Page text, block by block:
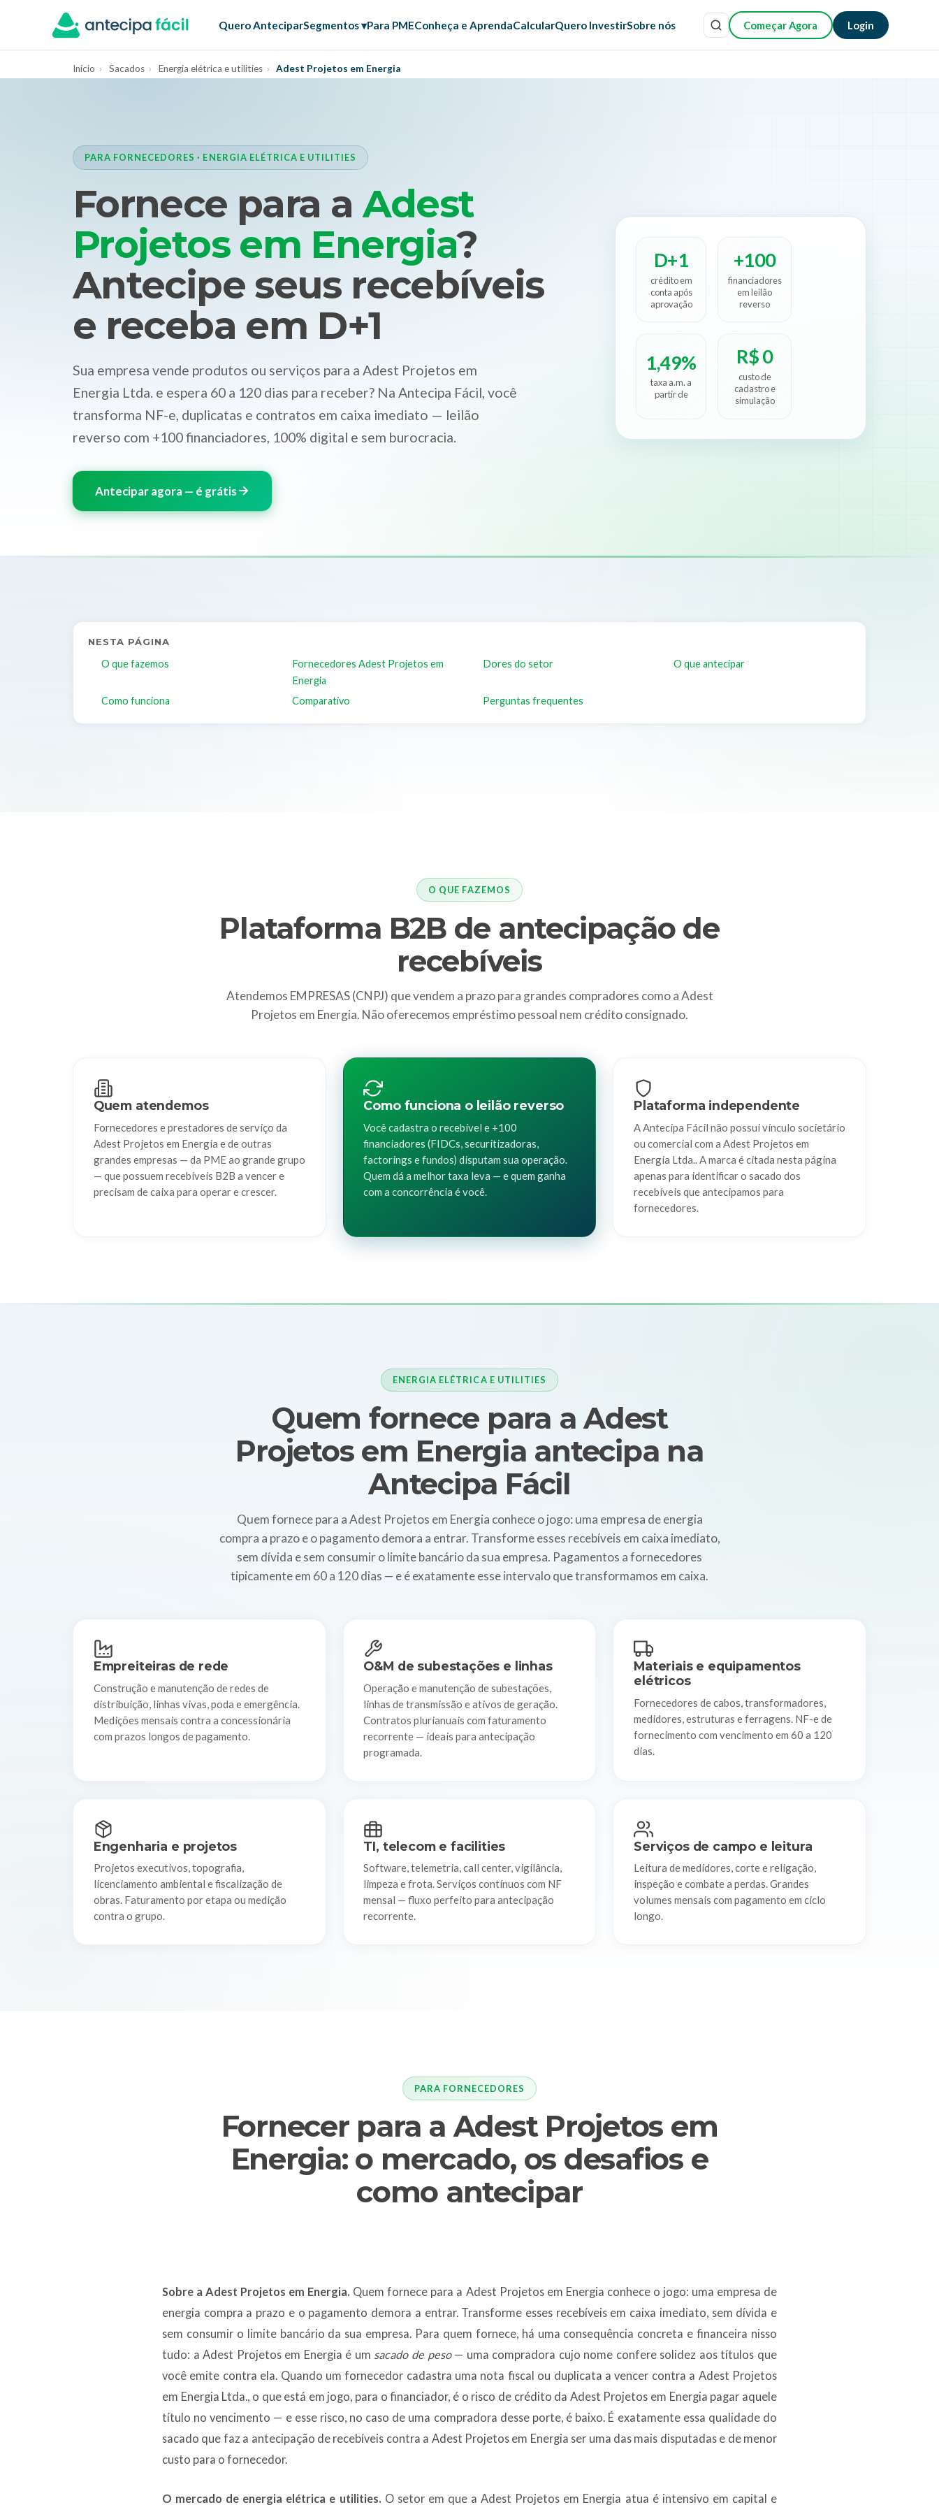
Quero AnteciparSegmentos ▾Para PMEConheça e AprendaCalcularQuero InvestirSobre nós Começar Agora Login
Início › Sacados › Energia elétrica e utilities › Adest Projetos em Energia
PARA FORNECEDORES · ENERGIA ELÉTRICA E UTILITIES
Fornece para a Adest
Projetos em Energia?
Antecipe seus recebíveis
e receba em D+1
Sua empresa vende produtos ou serviços para a Adest Projetos em
Energia Ltda. e espera 60 a 120 dias para receber? Na Antecipa Fácil, você
transforma NF-e, duplicatas e contratos em caixa imediato — leilão
reverso com +100 financiadores, 100% digital e sem burocracia.
Antecipar agora — é grátis
D+1
crédito em
conta após
aprovação
+100
financiadores
em leilão
reverso
1,49%
taxa a.m. a
partir de
R$ 0
custo de
cadastro e
simulação
NESTA PÁGINA
O que fazemos
Fornecedores Adest Projetos em
Energia
Dores do setor O que antecipar
Como funciona Comparativo Perguntas frequentes
O QUE FAZEMOS
Plataforma B2B de antecipação de
recebíveis
Atendemos EMPRESAS (CNPJ) que vendem a prazo para grandes compradores como a Adest
Projetos em Energia. Não oferecemos empréstimo pessoal nem crédito consignado.
Quem atendemos
Fornecedores e prestadores de serviço da
Adest Projetos em Energia e de outras
grandes empresas — da PME ao grande grupo
— que possuem recebíveis B2B a vencer e
precisam de caixa para operar e crescer.
Como funciona o leilão reverso
Você cadastra o recebível e +100
financiadores (FIDCs, securitizadoras,
factorings e fundos) disputam sua operação.
Quem dá a melhor taxa leva — e quem ganha
com a concorrência é você.
Plataforma independente
A Antecipa Fácil não possui vínculo societário
ou comercial com a Adest Projetos em
Energia Ltda.. A marca é citada nesta página
apenas para identificar o sacado dos
recebíveis que antecipamos para
fornecedores.
ENERGIA ELÉTRICA E UTILITIES
Quem fornece para a Adest
Projetos em Energia antecipa na
Antecipa Fácil
Quem fornece para a Adest Projetos em Energia conhece o jogo: uma empresa de energia
compra a prazo e o pagamento demora a entrar. Transforme esses recebíveis em caixa imediato,
sem dívida e sem consumir o limite bancário da sua empresa. Pagamentos a fornecedores
tipicamente em 60 a 120 dias — e é exatamente esse intervalo que transformamos em caixa.
Empreiteiras de rede
Construção e manutenção de redes de
distribuição, linhas vivas, poda e emergência.
Medições mensais contra a concessionária
com prazos longos de pagamento.
O&M de subestações e linhas
Operação e manutenção de subestações,
linhas de transmissão e ativos de geração.
Contratos plurianuais com faturamento
recorrente — ideais para antecipação
programada.
Materiais e equipamentos
elétricos
Fornecedores de cabos, transformadores,
medidores, estruturas e ferragens. NF-e de
fornecimento com vencimento em 60 a 120
dias.
Engenharia e projetos
Projetos executivos, topografia,
licenciamento ambiental e fiscalização de
obras. Faturamento por etapa ou medição
contra o grupo.
TI, telecom e facilities
Software, telemetria, call center, vigilância,
limpeza e frota. Serviços contínuos com NF
mensal — fluxo perfeito para antecipação
recorrente.
Serviços de campo e leitura
Leitura de medidores, corte e religação,
inspeção e combate a perdas. Grandes
volumes mensais com pagamento em ciclo
longo.
PARA FORNECEDORES
Fornecer para a Adest Projetos em
Energia: o mercado, os desafios e
como antecipar
Sobre a Adest Projetos em Energia. Quem fornece para a Adest Projetos em Energia conhece o jogo: uma empresa de
energia compra a prazo e o pagamento demora a entrar. Transforme esses recebíveis em caixa imediato, sem dívida e
sem consumir o limite bancário da sua empresa. Para quem fornece, há uma consequência concreta e financeira nisso
tudo: a Adest Projetos em Energia é um sacado de peso— uma compradora cujo nome confere solidez aos títulos que
você emite contra ela. Quando um fornecedor cadastra uma nota fiscal ou duplicata a vencer contra a Adest Projetos
em Energia Ltda., o que está em jogo, para o financiador, é o risco de crédito da Adest Projetos em Energia pagar aquele
título no vencimento — e esse risco, no caso de uma compradora desse porte, é baixo. É exatamente essa qualidade do
sacado que faz a antecipação de recebíveis contra a Adest Projetos em Energia ser uma das mais disputadas e de menor
custo para o fornecedor.
O mercado de energia elétrica e utilities. O setor em que a Adest Projetos em Energia atua é intensivo em capital e